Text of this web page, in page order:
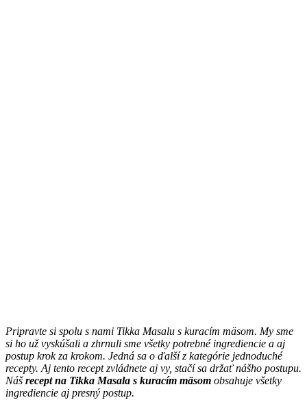
Pripravte si spolu s nami Tikka Masalu s kuracím mäsom. My sme
si ho už vyskúšali a zhrnuli sme všetky potrebné ingrediencie a aj
postup krok za krokom. Jedná sa o ďalší z kategórie jednoduché
recepty. Aj tento recept zvládnete aj vy, stačí sa držať nášho postupu.
Nášrecept na Tikka Masala s kuracím mäsom obsahuje všetky
ingrediencie aj presný postup.